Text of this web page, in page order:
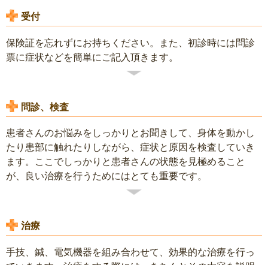
受付
保険証を忘れずにお持ちください。また、初診時には問診
票に症状などを簡単にご記入頂きます。
問診、検査
患者さんのお悩みをしっかりとお聞きして、身体を動かし
たり患部に触れたりしながら、症状と原因を検査していき
ます。ここでしっかりと患者さんの状態を見極めること
が、良い治療を行うためにはとても重要です。
治療
手技、鍼、電気機器を組み合わせて、効果的な治療を行っ